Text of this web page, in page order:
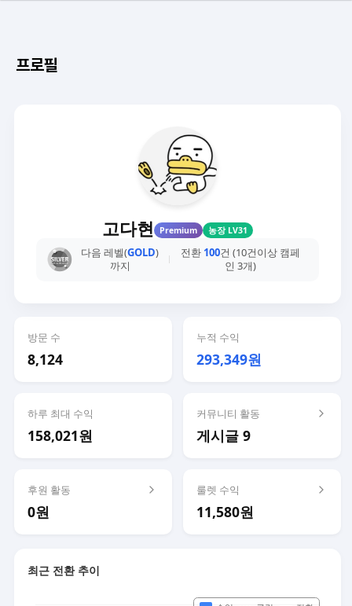
프로필
고다현 Premium 농장 LV31
다음 레벨(GOLD)
까지
전환 100건 (10건이상 캠페
인 3개)
방문 수
8,124
누적 수익
293,349원
하루 최대 수익
158,021원
커뮤니티 활동
게시글 9
후원 활동
0원
룰렛 수익
11,580원
최근 전환 추이